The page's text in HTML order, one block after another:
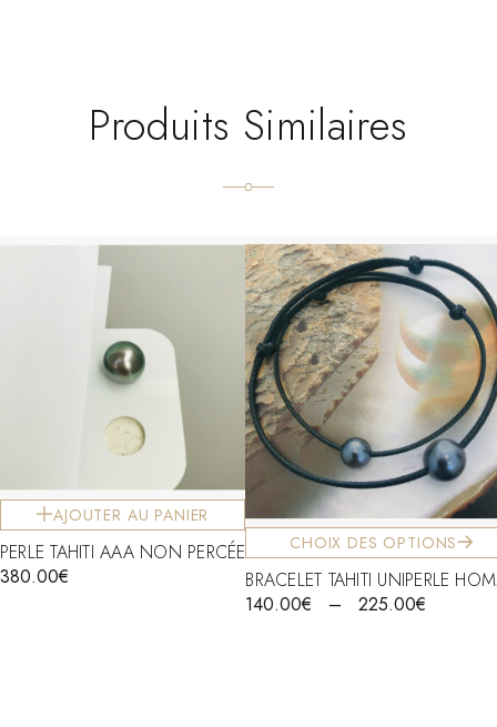
Produits Similaires
AJOUTER AU PANIER
PERLE TAHITI AAA NON PERCÉE
380.00€
CHOIX DES OPTIONS
BRACELET TAHITI UNIPERLE
140.00€ – 225.00€